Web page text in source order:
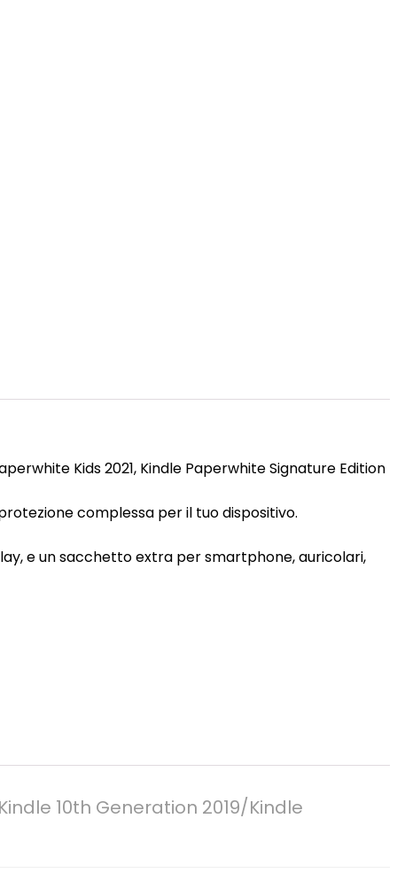
Kids 2021, Kindle Paperwhite Signature Edition
complessa per il tuo dispositivo.
e un sacchetto extra per smartphone, auricolari,
10th Generation 2019/Kindle